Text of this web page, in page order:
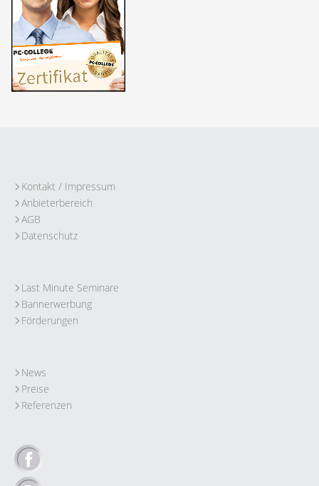
Kontakt / Impressum
Anbieterbereich
AGB
Datenschutz
Last Minute Seminare
Bannerwerbung
Förderungen
News
Preise
Referenzen